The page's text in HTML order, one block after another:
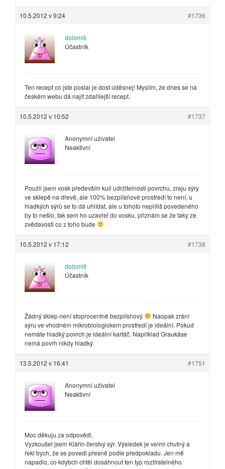
10.5.2012 v 9:24 #1736
dolomiti
Účastník
Ten recept co jste poslal je dost úděsnej! Myslím, že dnes se na
českém webu dá najít zdařilejší recept.
10.5.2012 v 10:52 #1737
Anonymní uživatel
Neaktivní
Použil jsem vosk především kuli udržitelnosti povrchu, zraju sýry
ve sklepě na dřevě, ale 100% bezplísňové prostředí to není, u
hladkých sýrů se to dá uhlídat, ale u tohoto nepříliš povedeného
by to nešlo, tak sem ho uzavřel do vosku, přiznám se že taky ze
zvědavosti co z toho bude
10.5.2012 v 17:12 #1738
dolomiti
Účastník
Žádný sklep není stoprocentně bezplísňový
Naopak zrání
sýru ve vhodném mikrobiologickem prostředí je ideální. Pokud
nemáte hladký povrch je ideální kartáč. Například Graukäse
nemá povrh nikdy hladký.
13.5.2012 v 16:41 #1751
Anonymní uživatel
Neaktivní
Moc děkuju za odpovědi.
Vyzkoušel jsem Klářin čerstvý sýr. Výsledek je velmi chutný a
řekl bych, že se povedl přesně podle předpokladu. Jen mě
napadlo, co kdybch chtěl dosáhnout ten typ roztíratelného